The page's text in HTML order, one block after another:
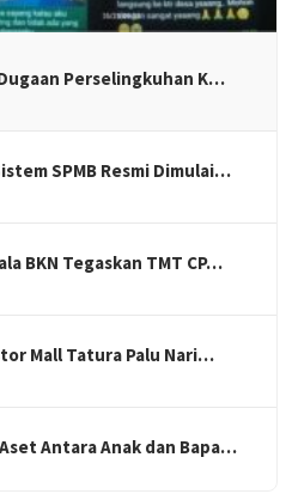
Perselingkuhan K…
SPMB Resmi Dimulai…
BKN Tegaskan TMT CP…
Mall Tatura Palu Nari…
Antara Anak dan Bapa…